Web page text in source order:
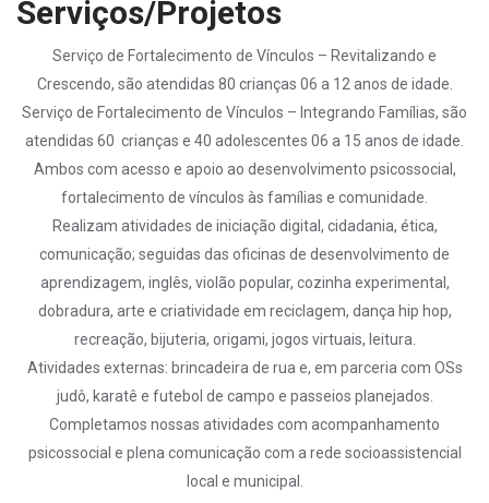
Serviços/Projetos
Serviço de Fortalecimento de Vínculos – Revitalizando e
Crescendo, são atendidas 80 crianças 06 a 12 anos de idade.
Serviço de Fortalecimento de Vínculos – Integrando Famílias, são
atendidas 60 crianças e 40 adolescentes 06 a 15 anos de idade.
Ambos com acesso e apoio ao desenvolvimento psicossocial,
fortalecimento de vínculos às famílias e comunidade.
Realizam atividades de iniciação digital, cidadania, ética,
comunicação; seguidas das oficinas de desenvolvimento de
aprendizagem, inglês, violão popular, cozinha experimental,
dobradura, arte e criatividade em reciclagem, dança hip hop,
recreação, bijuteria, origami, jogos virtuais, leitura.
Atividades externas: brincadeira de rua e, em parceria com OSs
judô, karatê e futebol de campo e passeios planejados.
Completamos nossas atividades com acompanhamento
psicossocial e plena comunicação com a rede socioassistencial
local e municipal.